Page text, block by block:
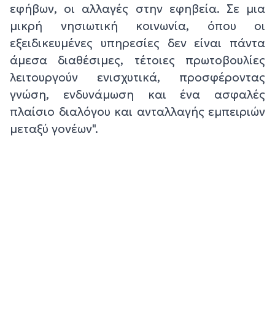
εφήβων, οι αλλαγές στην εφηβεία. Σε μια
μικρή νησιωτική κοινωνία, όπου οι
εξειδικευμένες υπηρεσίες δεν είναι πάντα
άμεσα διαθέσιμες, τέτοιες πρωτοβουλίες
λειτουργούν ενισχυτικά, προσφέροντας
γνώση, ενδυνάμωση και ένα ασφαλές
πλαίσιο διαλόγου και ανταλλαγής εμπειριών
μεταξύ γονέων".